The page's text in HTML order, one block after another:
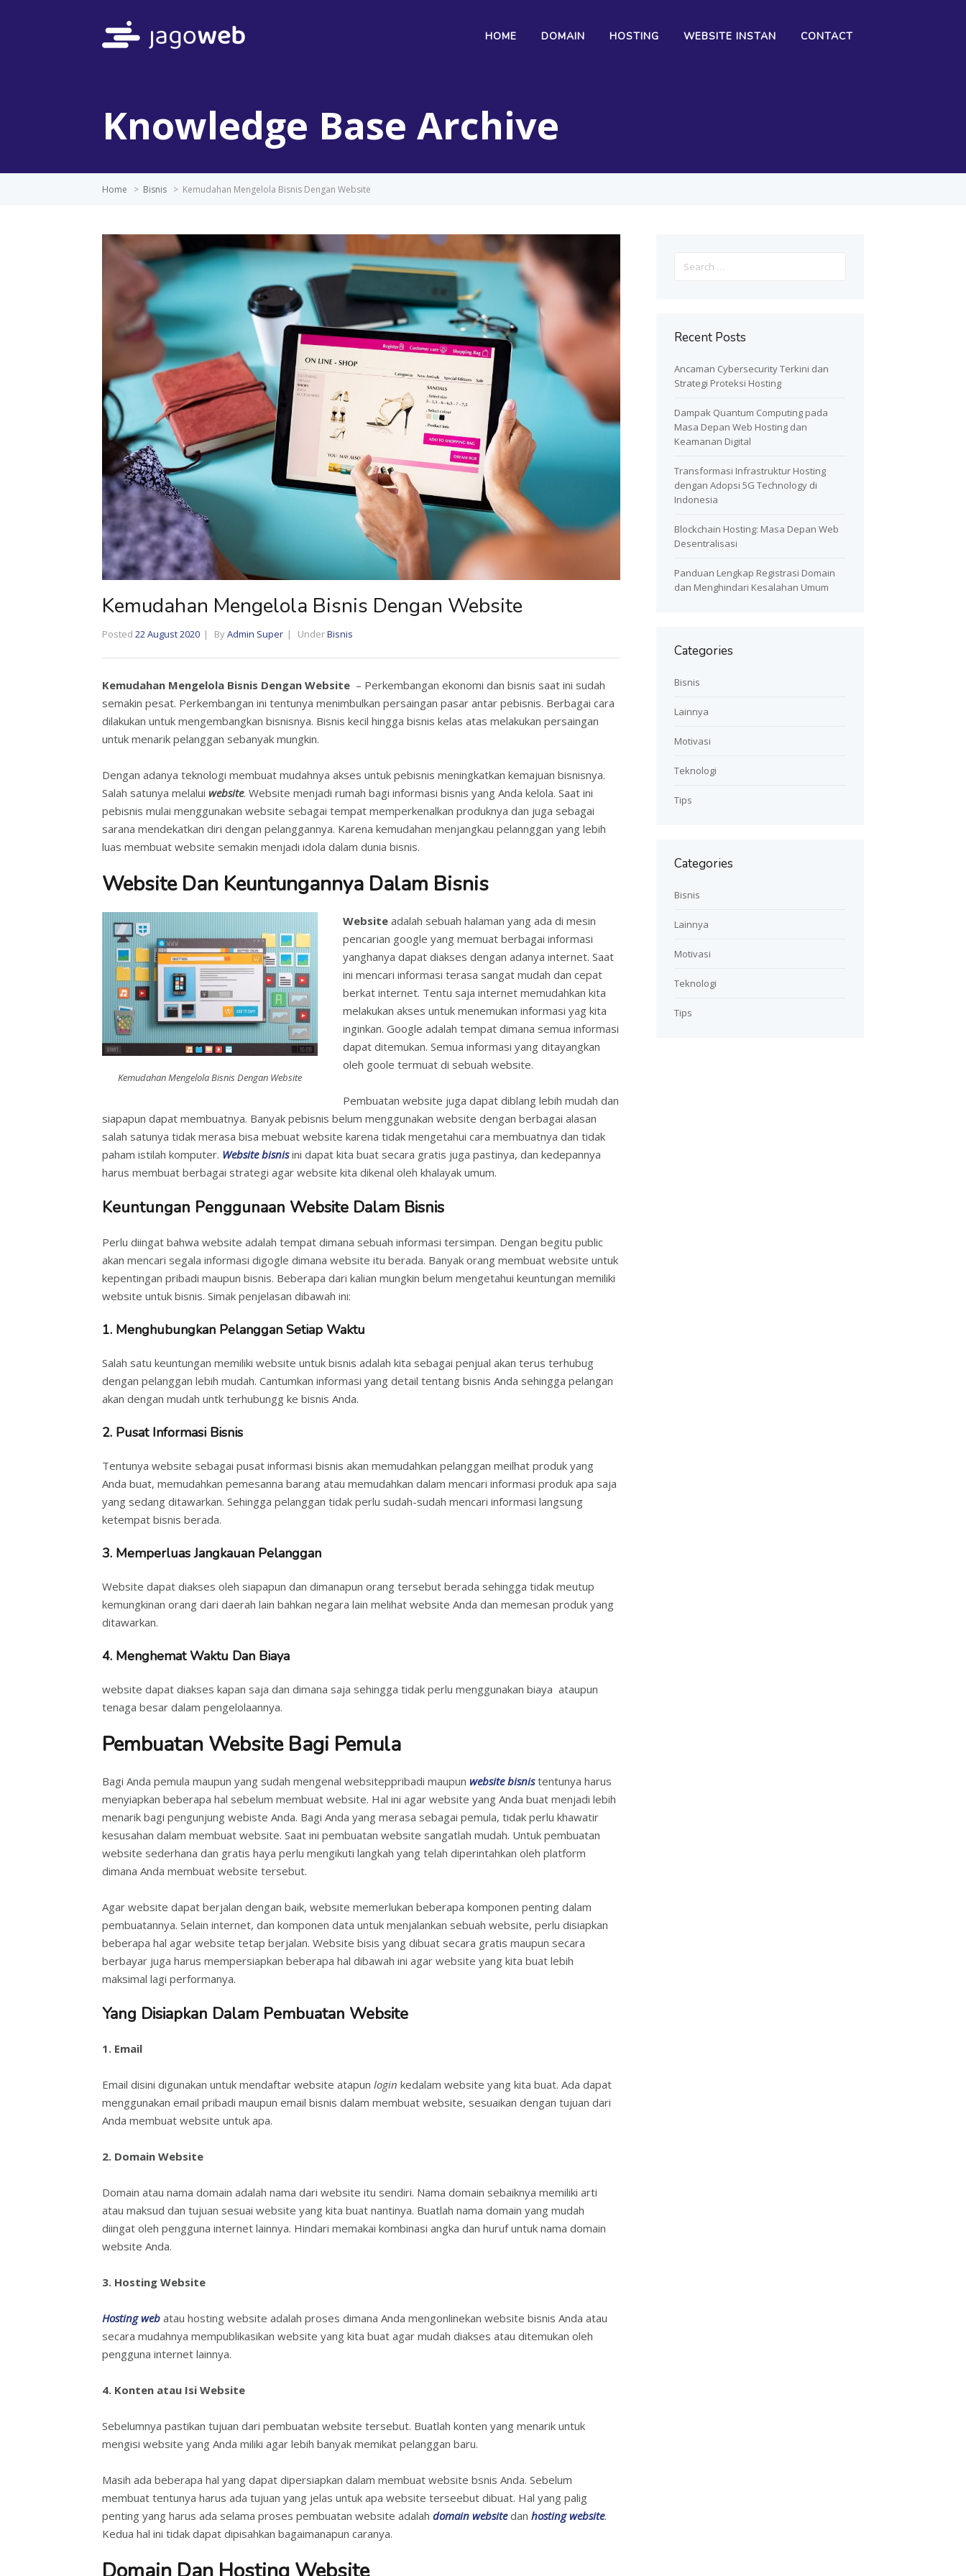
HOME DOMAIN HOSTING WEBSITE INSTAN CONTACT
Knowledge Base Archive
Home > Bisnis > Kemudahan Mengelola Bisnis Dengan Website
Kemudahan Mengelola Bisnis Dengan Website
Posted 22 August 2020 ByAdmin Super UnderBisnis
Kemudahan Mengelola Bisnis Dengan Website – Perkembangan ekonomi dan bisnis saat ini sudah
semakin pesat. Perkembangan ini tentunya menimbulkan persaingan pasar antar pebisnis. Berbagai cara
dilakukan untuk mengembangkan bisnisnya. Bisnis kecil hingga bisnis kelas atas melakukan persaingan
untuk menarik pelanggan sebanyak mungkin.
Dengan adanya teknologi membuat mudahnya akses untuk pebisnis meningkatkan kemajuan bisnisnya.
Salah satunya melalui website. Website menjadi rumah bagi informasi bisnis yang Anda kelola. Saat ini
pebisnis mulai menggunakan website sebagai tempat memperkenalkan produknya dan juga sebagai
sarana mendekatkan diri dengan pelanggannya. Karena kemudahan menjangkau pelannggan yang lebih
luas membuat website semakin menjadi idola dalam dunia bisnis.
Website Dan Keuntungannya Dalam Bisnis
Kemudahan Mengelola Bisnis Dengan Website
Website adalah sebuah halaman yang ada di mesin
pencarian google yang memuat berbagai informasi
yanghanya dapat diakses dengan adanya internet. Saat
ini mencari informasi terasa sangat mudah dan cepat
berkat internet. Tentu saja internet memudahkan kita
melakukan akses untuk menemukan informasi yag kita
inginkan. Google adalah tempat dimana semua informasi
dapat ditemukan. Semua informasi yang ditayangkan
oleh goole termuat di sebuah website.
Pembuatan website juga dapat diblang lebih mudah dan
siapapun dapat membuatnya. Banyak pebisnis belum menggunakan website dengan berbagai alasan
salah satunya tidak merasa bisa mebuat website karena tidak mengetahui cara membuatnya dan tidak
paham istilah komputer. Website bisnisini dapat kita buat secara gratis juga pastinya, dan kedepannya
harus membuat berbagai strategi agar website kita dikenal oleh khalayak umum.
Keuntungan Penggunaan Website Dalam Bisnis
Perlu diingat bahwa website adalah tempat dimana sebuah informasi tersimpan. Dengan begitu public
akan mencari segala informasi digogle dimana website itu berada. Banyak orang membuat website untuk
kepentingan pribadi maupun bisnis. Beberapa dari kalian mungkin belum mengetahui keuntungan memiliki
website untuk bisnis. Simak penjelasan dibawah ini:
1. Menghubungkan Pelanggan Setiap Waktu
Salah satu keuntungan memiliki website untuk bisnis adalah kita sebagai penjual akan terus terhubug
dengan pelanggan lebih mudah. Cantumkan informasi yang detail tentang bisnis Anda sehingga pelangan
akan dengan mudah untk terhubungg ke bisnis Anda.
2. Pusat Informasi Bisnis
Tentunya website sebagai pusat informasi bisnis akan memudahkan pelanggan meilhat produk yang
Anda buat, memudahkan pemesanna barang atau memudahkan dalam mencari informasi produk apa saja
yang sedang ditawarkan. Sehingga pelanggan tidak perlu sudah-sudah mencari informasi langsung
ketempat bisnis berada.
3. Memperluas Jangkauan Pelanggan
Website dapat diakses oleh siapapun dan dimanapun orang tersebut berada sehingga tidak meutup
kemungkinan orang dari daerah lain bahkan negara lain melihat website Anda dan memesan produk yang
ditawarkan.
4. Menghemat Waktu Dan Biaya
website dapat diakses kapan saja dan dimana saja sehingga tidak perlu menggunakan biaya ataupun
tenaga besar dalam pengelolaannya.
Pembuatan Website Bagi Pemula
Bagi Anda pemula maupun yang sudah mengenal websiteppribadi maupun website bisnistentunya harus
menyiapkan beberapa hal sebelum membuat website. Hal ini agar website yang Anda buat menjadi lebih
menarik bagi pengunjung webiste Anda. Bagi Anda yang merasa sebagai pemula, tidak perlu khawatir
kesusahan dalam membuat website. Saat ini pembuatan website sangatlah mudah. Untuk pembuatan
website sederhana dan gratis haya perlu mengikuti langkah yang telah diperintahkan oleh platform
dimana Anda membuat website tersebut.
Agar website dapat berjalan dengan baik, website memerlukan beberapa komponen penting dalam
pembuatannya. Selain internet, dan komponen data untuk menjalankan sebuah website, perlu disiapkan
beberapa hal agar website tetap berjalan. Website bisis yang dibuat secara gratis maupun secara
berbayar juga harus mempersiapkan beberapa hal dibawah ini agar website yang kita buat lebih
maksimal lagi performanya.
Yang Disiapkan Dalam Pembuatan Website
1. Email
Email disini digunakan untuk mendaftar website atapun login kedalam website yang kita buat. Ada dapat
menggunakan email pribadi maupun email bisnis dalam membuat website, sesuaikan dengan tujuan dari
Anda membuat website untuk apa.
2. Domain Website
Domain atau nama domain adalah nama dari website itu sendiri. Nama domain sebaiknya memiliki arti
atau maksud dan tujuan sesuai website yang kita buat nantinya. Buatlah nama domain yang mudah
diingat oleh pengguna internet lainnya. Hindari memakai kombinasi angka dan huruf untuk nama domain
website Anda.
3. Hosting Website
Hosting web atau hosting website adalah proses dimana Anda mengonlinekan website bisnis Anda atau
secara mudahnya mempublikasikan website yang kita buat agar mudah diakses atau ditemukan oleh
pengguna internet lainnya.
4. Konten atau Isi Website
Sebelumnya pastikan tujuan dari pembuatan website tersebut. Buatlah konten yang menarik untuk
mengisi website yang Anda miliki agar lebih banyak memikat pelanggan baru.
Masih ada beberapa hal yang dapat dipersiapkan dalam membuat website bsnis Anda. Sebelum
membuat tentunya harus ada tujuan yang jelas untuk apa website terseebut dibuat. Hal yang palig
penting yang harus ada selama proses pembuatan website adalah domain websitedan hosting website.
Kedua hal ini tidak dapat dipisahkan bagaimanapun caranya.
for:
Recent Posts
Ancaman Cybersecurity Terkini dan
Strategi Proteksi Hosting
Dampak Quantum Computing pada
Masa Depan Web Hosting dan
Keamanan Digital
Transformasi Infrastruktur Hosting
dengan Adopsi 5G Technology di
Indonesia
Blockchain Hosting: Masa Depan Web
Desentralisasi
Panduan Lengkap Registrasi Domain
dan Menghindari Kesalahan Umum
Categories
Bisnis
Lainnya
Motivasi
Teknologi
Tips
Categories
Bisnis
Lainnya
Motivasi
Teknologi
Tips